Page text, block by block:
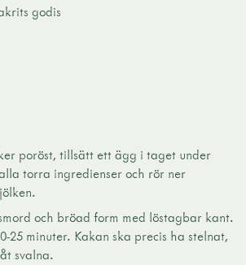
godis
poröst, tillsätt ett ägg i taget under
torra ingredienser och rör ner
och bröad form med löstagbar kant.
25 minuter. Kakan ska precis ha stelnat,
svalna.